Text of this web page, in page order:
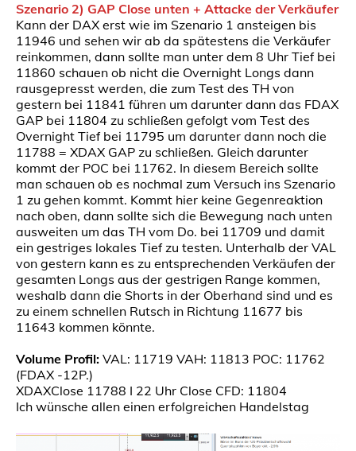
Szenario 2) GAP Close unten + Attacke der Verkäufer
Kann der DAX erst wie im Szenario 1 ansteigen bis
11946 und sehen wir ab da spätestens die Verkäufer
reinkommen, dann sollte man unter dem 8 Uhr Tief bei
11860 schauen ob nicht die Overnight Longs dann
rausgepresst werden, die zum Test des TH von
gestern bei 11841 führen um darunter dann das FDAX
GAP bei 11804 zu schließen gefolgt vom Test des
Overnight Tief bei 11795 um darunter dann noch die
11788 = XDAX GAP zu schließen. Gleich darunter
kommt der POC bei 11762. In diesem Bereich sollte
man schauen ob es nochmal zum Versuch ins Szenario
1 zu gehen kommt. Kommt hier keine Gegenreaktion
nach oben, dann sollte sich die Bewegung nach unten
ausweiten um das TH vom Do. bei 11709 und damit
ein gestriges lokales Tief zu testen. Unterhalb der VAL
von gestern kann es zu entsprechenden Verkäufen der
gesamten Longs aus der gestrigen Range kommen,
weshalb dann die Shorts in der Oberhand sind und es
zu einem schnellen Rutsch in Richtung 11677 bis
11643 kommen könnte.
Volume Profil: VAL: 11719 VAH: 11813 POC: 11762
(FDAX -12P.)
XDAXClose 11788 I 22 Uhr Close CFD: 11804
Ich wünsche allen einen erfolgreichen Handelstag